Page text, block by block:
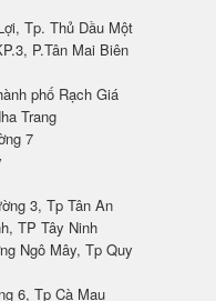
Tp. Thủ Dầu Một
P.Tân Mai Biên
phố Rạch Giá
Trang
7
3, Tp Tân An
TP Tây Ninh
Ngô Mây, Tp Quy
6, Tp Cà Mau